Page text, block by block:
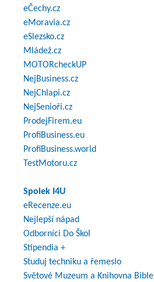
eČechy.cz
eMoravia.cz
eSlezsko.cz
Mládež.cz
MOTORcheckUP
NejBusiness.cz
NejChlapi.cz
NejSenioři.cz
ProdejFirem.eu
ProfiBusiness.eu
ProfiBusiness.world
TestMotoru.cz
Spolek I4U
eRecenze.eu
Nejlepší nápad
Odborníci Do Škol
Stipendia +
Studuj techniku a řemeslo
Světové Muzeum a Knihovna Bible